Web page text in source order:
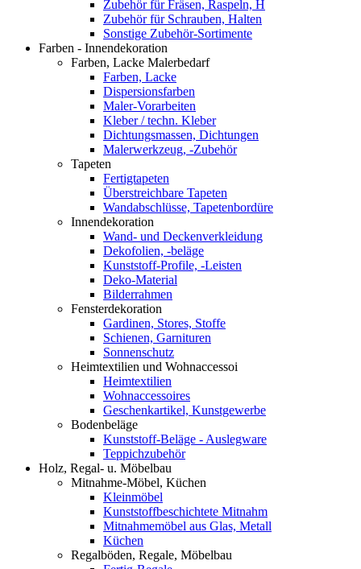
Zubehör für Fräsen, Raspeln, H
Zubehör für Schrauben, Halten
Sonstige Zubehör-Sortimente
Farben - Innendekoration
Farben, Lacke Malerbedarf
Farben, Lacke
Dispersionsfarben
Maler-Vorarbeiten
Kleber / techn. Kleber
Dichtungsmassen, Dichtungen
Malerwerkzeug, -Zubehör
Tapeten
Fertigtapeten
Überstreichbare Tapeten
Wandabschlüsse, Tapetenbordüre
Innendekoration
Wand- und Deckenverkleidung
Dekofolien, -beläge
Kunststoff-Profile, -Leisten
Deko-Material
Bilderrahmen
Fensterdekoration
Gardinen, Stores, Stoffe
Schienen, Garnituren
Sonnenschutz
Heimtextilien und Wohnaccessoi
Heimtextilien
Wohnaccessoires
Geschenkartikel, Kunstgewerbe
Bodenbeläge
Kunststoff-Beläge - Auslegware
Teppichzubehör
Holz, Regal- u. Möbelbau
Mitnahme-Möbel, Küchen
Kleinmöbel
Kunststoffbeschichtete Mitnahm
Mitnahmemöbel aus Glas, Metall
Küchen
Regalböden, Regale, Möbelbau